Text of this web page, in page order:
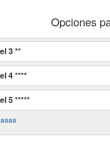
Opciones
3 **
4 ****
5 *****